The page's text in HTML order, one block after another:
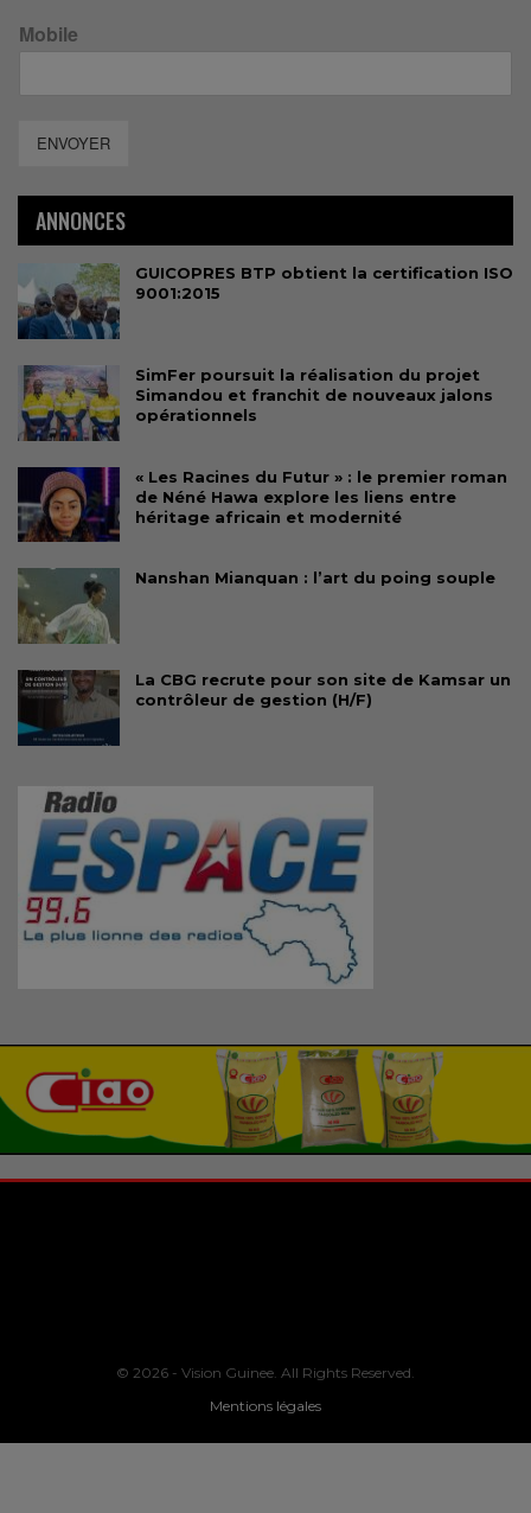
Mobile
ENVOYER
ANNONCES
GUICOPRES BTP obtient la certification ISO
9001:2015
SimFer poursuit la réalisation du projet
Simandou et franchit de nouveaux jalons
opérationnels
« Les Racines du Futur » : le premier roman
de Néné Hawa explore les liens entre
héritage africain et modernité
Nanshan Mianquan : l’art du poing souple
La CBG recrute pour son site de Kamsar un
contrôleur de gestion (H/F)
© 2026 - Vision Guinee. All Rights Reserved.
Mentions légales